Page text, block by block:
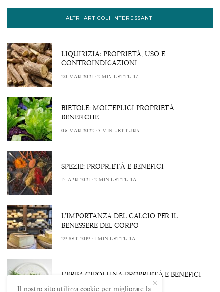
ALTRI ARTICOLI INTERESSANTI
LIQUIRIZIA: PROPRIETÀ, USO E
CONTROINDICAZIONI
20 MAR 2021 2 MIN LETTURA
BIETOLE: MOLTEPLICI PROPRIETÀ
BENEFICHE
06 MAR 2022 3 MIN LETTURA
SPEZIE: PROPRIETÀ E BENEFICI
17 APR 2021 2 MIN LETTURA
L’IMPORTANZA DEL CALCIO PER IL
BENESSERE DEL CORPO
29 SET 2019 1 MIN LETTURA
L’ERBA CIPOLLINA PROPRIETÀ E BENEFICI
24 NOV 2024 2 MIN LETTURA
Il nostro sito utilizza cookie per migliorare la